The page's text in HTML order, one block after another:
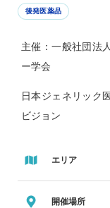
後発医薬品
主催：一般社団法
ー学会
日本ジェネリック
ビジョン
エリア
開催場所